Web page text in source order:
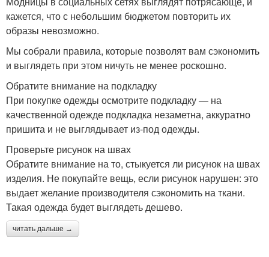
кажется, что с небольшим бюджетом повторить их
образы невозможно.
Мы собрали правила, которые позволят вам сэкономить
и выглядеть при этом ничуть не менее роскошно.
Обратите внимание на подкладку
При покупке одежды осмотрите подкладку — на
качественной одежде подкладка незаметна, аккуратно
пришита и не выглядывает из-под одежды.
Проверьте рисунок на швах
Обратите внимание на то, стыкуется ли рисунок на швах
изделия. Не покупайте вещь, если рисунок нарушен: это
выдает желание производителя сэкономить на ткани.
Такая одежда будет выглядеть дешево.
читать дальше →